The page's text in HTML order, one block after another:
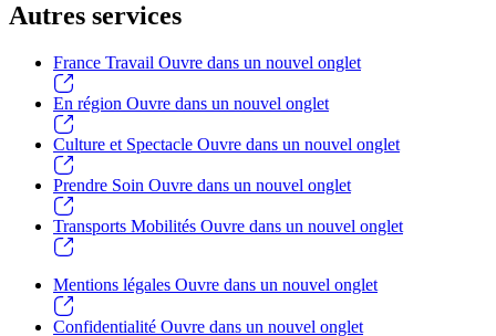
Autres services
France Travail Ouvre dans un nouvel onglet
En région Ouvre dans un nouvel onglet
Culture et Spectacle Ouvre dans un nouvel onglet
Prendre Soin Ouvre dans un nouvel onglet
Transports Mobilités Ouvre dans un nouvel onglet
Mentions légales Ouvre dans un nouvel onglet
Confidentialité Ouvre dans un nouvel onglet